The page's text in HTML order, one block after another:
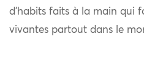
d’habits faits à la main qui
vivantes partout dans le